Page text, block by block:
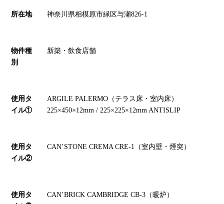
所在地 神奈川県相模原市緑区与瀬826-1
物件種
別
新築・飲食店舗
使用タ
イル①
ARGILE PALERMO（テラス床・室内床）
225×450×12mm / 225×225×12mm ANTISLIP
使用タ
イル②
CAN’STONE CREMA CRE-1（室内壁・煙突）
使用タ
CAN’BRICK CAMBRIDGE CB-3（暖炉）